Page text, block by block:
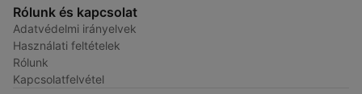
Rólunk és kapcsolat
Adatvédelmi irányelvek
Használati feltételek
Rólunk
Kapcsolatfelvétel